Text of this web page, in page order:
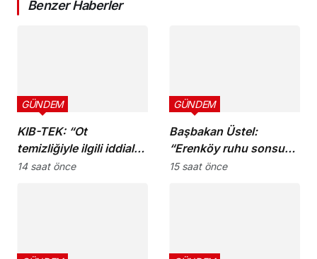
Benzer Haberler
KIB-TEK: “Ot
temizliğiyle ilgili iddialar
doğru değil”
GÜNDEM
14 saat önce
Başbakan Üstel:
“Erenköy ruhu sonsuza
dek yaşayacaktır”
GÜNDEM
15 saat önce